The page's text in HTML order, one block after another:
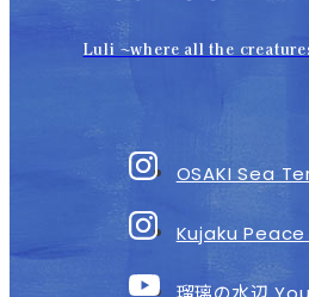
Luli 〜where all the
OSAKI Sea
Kujaku
瑠璃の水辺